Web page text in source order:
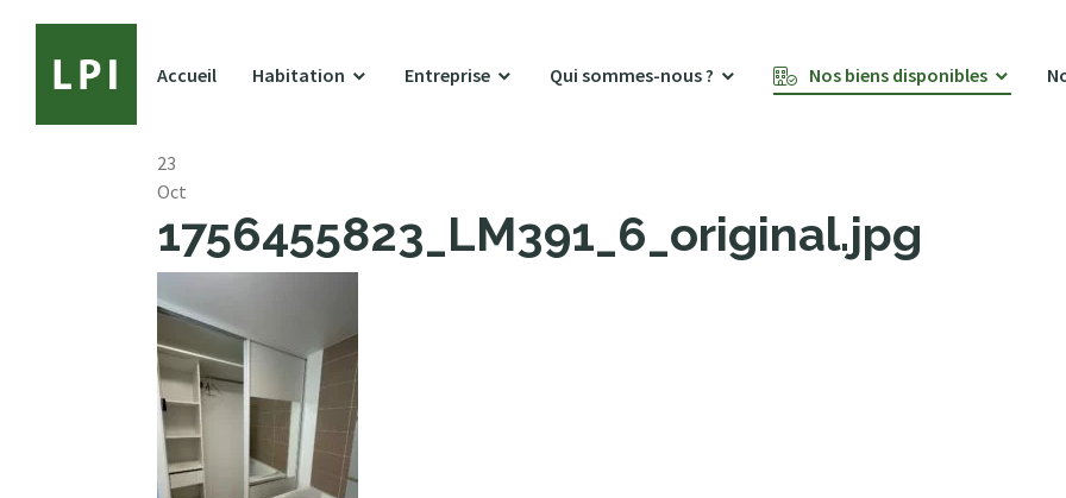
Accueil Habitation Entreprise Qui sommes-nous ? Nos biens disponibles
23
Oct
1756455823_LM391_6_original.jpg